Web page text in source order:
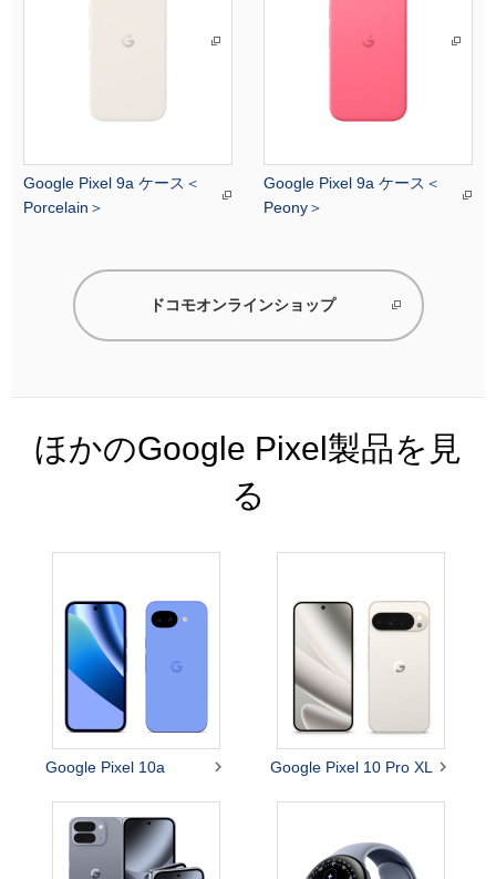
Google Pixel 9a ケース＜
Porcelain＞
Google Pixel 9a ケース＜
Peony＞
ドコモオンラインショップ
ほかのGoogle Pixel製品を見
る
Google Pixel 10a  Google Pixel 10 Pro XL 